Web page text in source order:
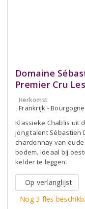
Domaine
Premier Cru
Herkomst
Frankrijk - Bourgogne
Klassieke Chablis uit
jong talent Sébastien
chardonnay van
bodem. Ideaal bij
kelder te leggen.
Op verlanglijst
Nog 3 fles